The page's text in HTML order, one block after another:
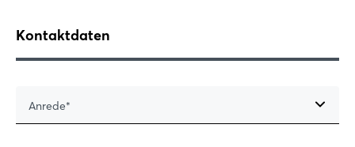
Kontaktdaten
Anrede